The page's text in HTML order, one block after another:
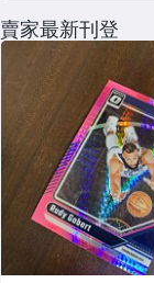
賣家最新刊登